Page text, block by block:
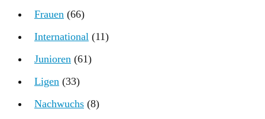
Frauen (66)
International (11)
Junioren (61)
Ligen (33)
Nachwuchs (8)